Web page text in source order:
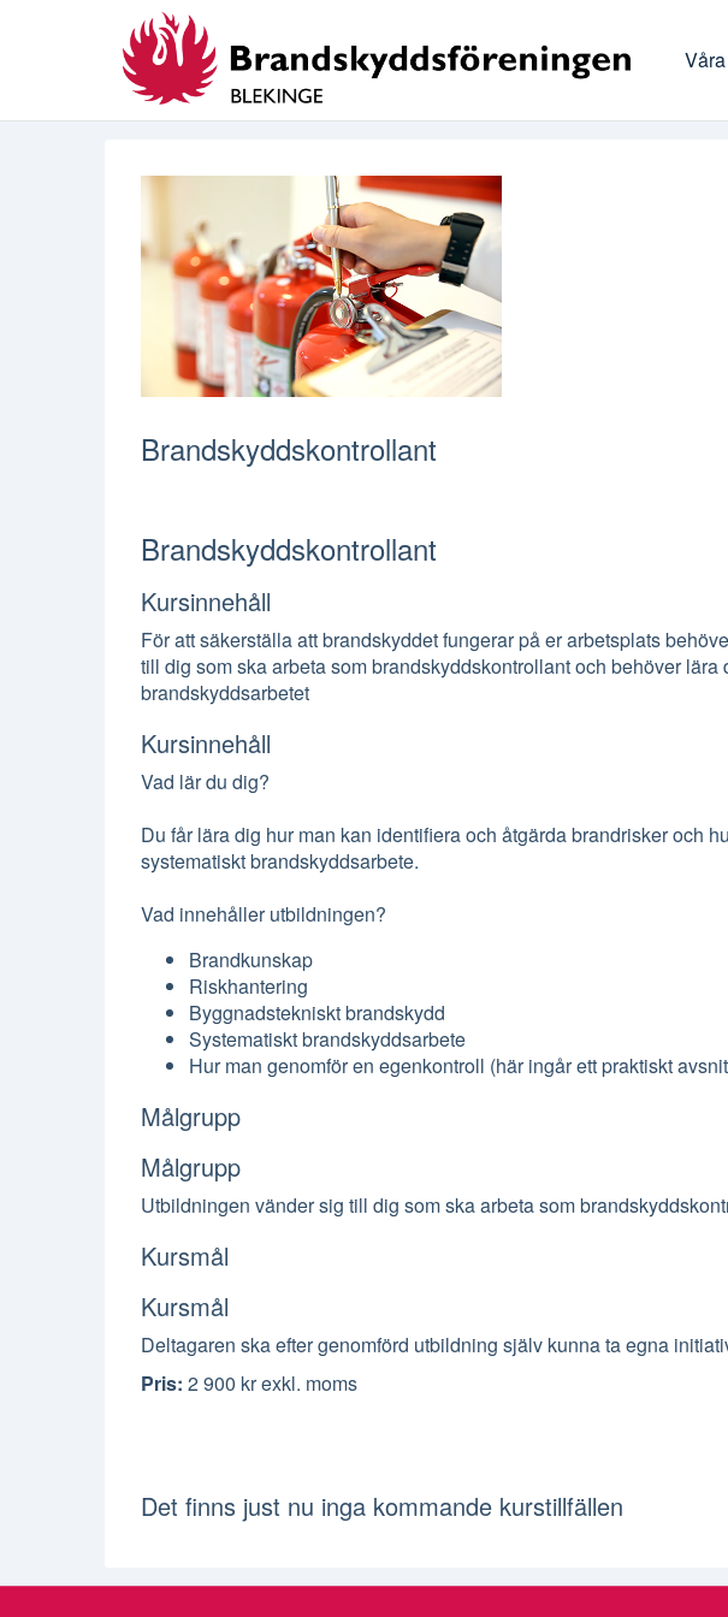
Brandskyddskontrollant
Brandskyddskontrollant
Kursinnehåll
För att säkerställa att brandskyddet fungerar på er arbetsplats
till dig som ska arbeta som brandskyddskontrollant och behöver
brandskyddsarbetet
Kursinnehåll
Vad lär du dig?
Du får lära dig hur man kan identifiera och åtgärda brandrisker och
systematiskt brandskyddsarbete.
Vad innehåller utbildningen?
Brandkunskap
Riskhantering
Byggnadstekniskt brandskydd
Systematiskt brandskyddsarbete
Hur man genomför en egenkontroll (här ingår ett praktiskt
Målgrupp
Målgrupp
Utbildningen vänder sig till dig som ska arbeta som
Kursmål
Kursmål
Deltagaren ska efter genomförd utbildning själv kunna ta egna
Pris: 2 900 krexkl. moms
Det finns just nu inga kommande kurstillfällen